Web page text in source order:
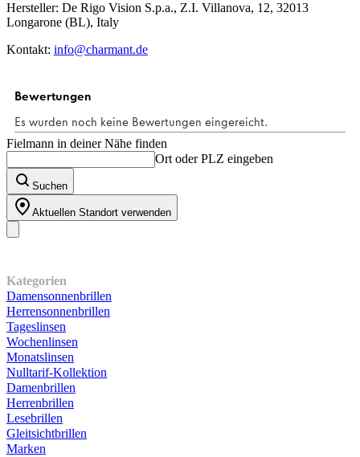
Hersteller: De Rigo Vision S.p.a., Z.I. Villanova, 12, 32013
Longarone (BL), Italy
Kontakt: info@charmant.de
Fielmann in deiner Nähe finden
Ort oder PLZ eingeben
Suchen
Aktuellen Standort verwenden
Kategorien
Damensonnenbrillen
Herrensonnenbrillen
Tageslinsen
Wochenlinsen
Monatslinsen
Nulltarif-Kollektion
Damenbrillen
Herrenbrillen
Lesebrillen
Gleitsichtbrillen
Marken